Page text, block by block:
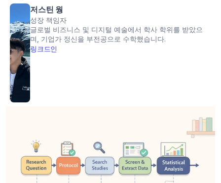
저스틴 웡
성장 책임자
글로벌 비즈니스 및 디지털 예술에서 학사 학위를 받았으
며, 기업가 정신을 부전공으로 수학했습니다.
링크드인